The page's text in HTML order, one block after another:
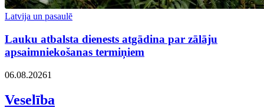
Latvija un pasaulē
Lauku atbalsta dienests atgādina par zālāju
apsaimniekošanas termiņiem
06.08.20261
Veselība